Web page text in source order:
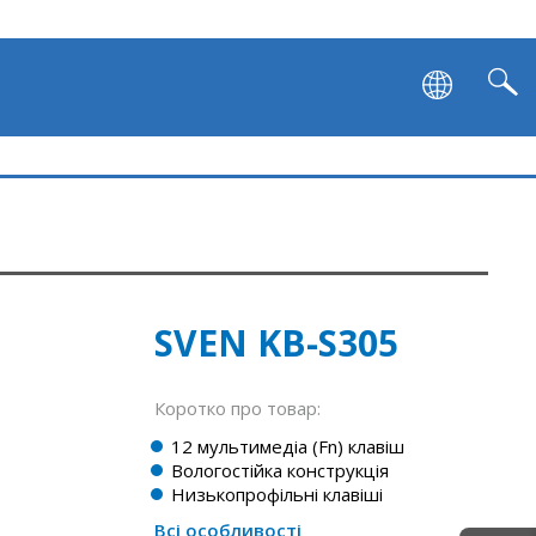
SVEN KB-S305
Коротко про товар:
12 мультимедіа (Fn) клавіш
Вологостійка конструкція
Низькопрофільні клавіші
Всі особливості